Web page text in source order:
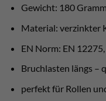
Gewicht: 180 Gramm
Material: verzinkter
EN Norm: EN
Bruchlasten längs –
perfekt für Rollen